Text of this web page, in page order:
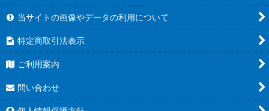
当サイトの画像やデータの利用について
特定商取引法表示
ご利用案内
問い合わせ